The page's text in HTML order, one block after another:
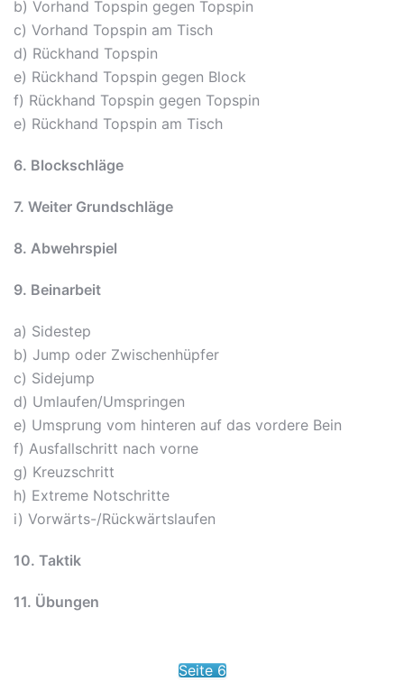
b) Vorhand Topspin gegen Topspin
c) Vorhand Topspin am Tisch
d) Rückhand Topspin
e) Rückhand Topspin gegen Block
f) Rückhand Topspin gegen Topspin
e) Rückhand Topspin am Tisch
6. Blockschläge
7. Weiter Grundschläge
8. Abwehrspiel
9. Beinarbeit
a) Sidestep
b) Jump oder Zwischenhüpfer
c) Sidejump
d) Umlaufen/Umspringen
e) Umsprung vom hinteren auf das vordere Bein
f) Ausfallschritt nach vorne
g) Kreuzschritt
h) Extreme Notschritte
i) Vorwärts-/Rückwärtslaufen
10. Taktik
11. Übungen
Seite 6